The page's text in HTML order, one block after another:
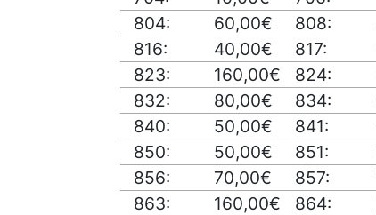
804:
60,00€ 808:
816:
40,00€ 817:
823:
160,00€ 824:
832:
80,00€ 834:
840:
50,00€ 841:
850:
50,00€ 851:
856:
70,00€ 857:
863:
160,00€ 864: